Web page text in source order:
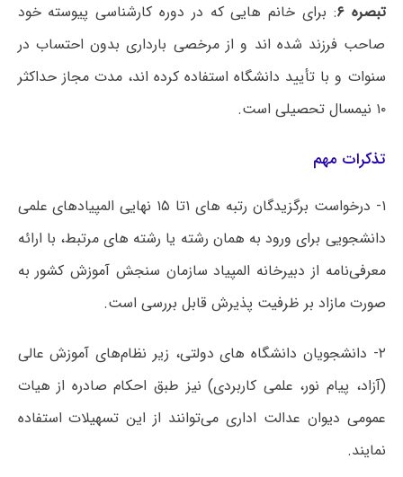
تبصره ۶ : برای خانم هایی که در دوره کارشناسی پیوسته خود
صاحب فرزند شده اند و از مرخصی بارداری بدون احتساب در
سنوات و با تأیید دانشگاه استفاده کرده اند، مدت مجاز حداکثر
۱۰ نیمسال تحصیلی است.
تذکرات مهم
۱- درخواست برگزیدگان رتبه های ۱تا ۱۵ نهایی المپیادهای علمی
دانشجویی برای ورود به همان رشته یا رشته های مرتبط، با ارائه
معرفی‌نامه از دبیرخانه المپیاد سازمان سنجش آموزش کشور به
صورت مازاد بر ظرفیت پذیرش قابل بررسی است.
۲- دانشجویان دانشگاه های دولتی، زیر نظام‌های آموزش عالی
(آزاد، پیام نور، علمی کاربردی) نیز طبق احکام صادره از هیات
عمومی دیوان عدالت اداری می‌توانند از این تسهیلات استفاده
نمایند.